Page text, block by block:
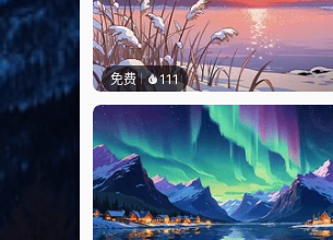
免费 111